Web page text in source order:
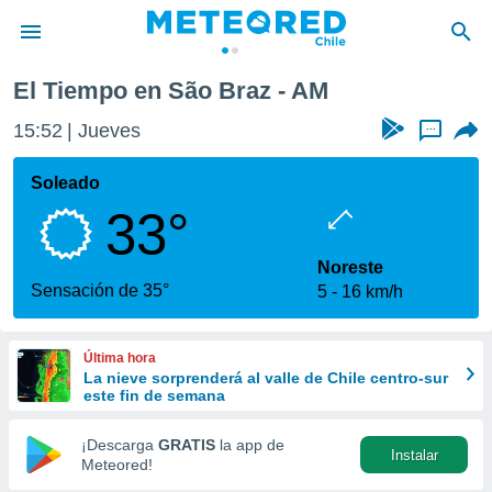
de
por
que se
calidad.
a este
las
y
forma
digital
basada
El Tiempo en São Braz - AM
15:52 Jueves ...
Soleado
33°
Sensación de 35°
Noreste
5
16 km/h
Última hora
La nieve sorprenderá al valle de Chile centro-sur
este fin de semana
¡Descarga GRATIS la app de
Meteored!
Instalar